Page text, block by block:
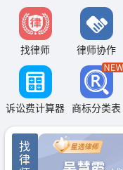
找律师 律师协作
诉讼费计算器 商标分类表
找
律